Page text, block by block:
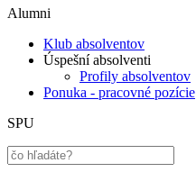
Alumni
Klub absolventov
Úspešní absolventi
Profily absolventov
Ponuka - pracovné pozície
SPU